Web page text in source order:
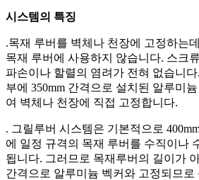
시스템의 특징
.목재 루버를 벽체나 천장에 고정하는
목재 루버에 사용하지 않습니다. 스크
파손이나 할렬의 염려가 전혀 없습니
부에 350mm 간격으로 설치된 알루미
여 벽체나 천장에 직접 고정합니다.
. 그릴루버 시스템은 기본적으로
에 일정 규격의 목재 루버를 수직이나
됩니다. 그러므로 목재루버의 길이가
간격으로 알루미늄 벡커와 고정되므로